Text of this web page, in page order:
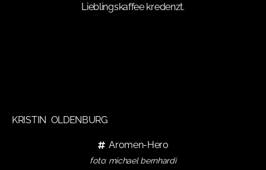
Lieblingskaffee kredenzt.
KRISTIN OLDENBURG
Aromen-Hero
foto: michael bernhardi